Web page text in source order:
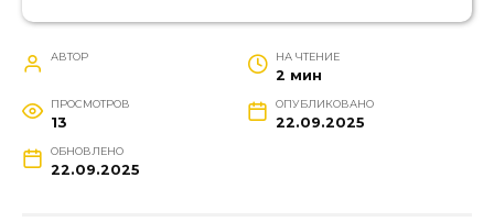
АВТОР НА ЧТЕНИЕ
2 мин
ПРОСМОТРОВ
13
ОПУБЛИКОВАНО
22.09.2025
ОБНОВЛЕНО
22.09.2025